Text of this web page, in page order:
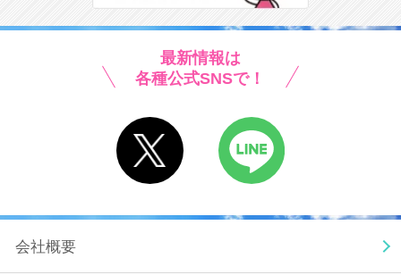
最新情報は
各種公式SNSで！
X LINE
会社概要